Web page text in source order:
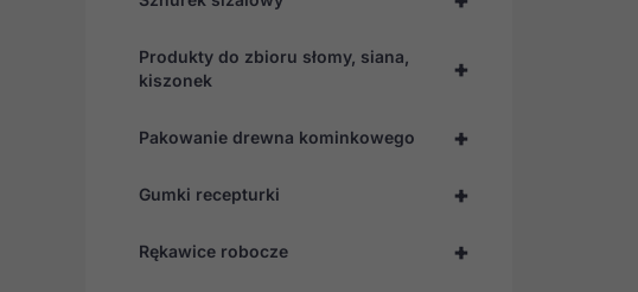
+
Produkty do zbioru słomy, siana,
kiszonek
+
Pakowanie drewna kominkowego
+
Gumki recepturki
+
Rękawice robocze